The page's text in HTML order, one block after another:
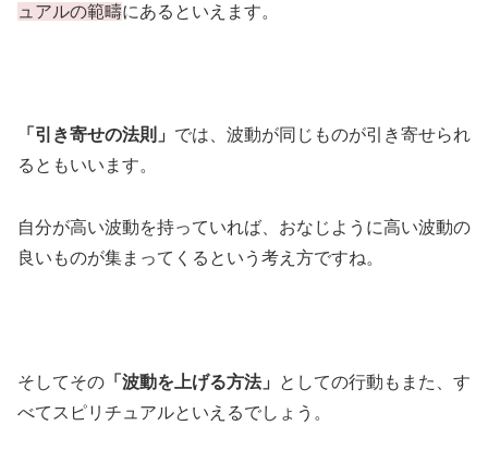
ュアルの範疇にあるといえます。
「引き寄せの法則」 では、波動が同じものが引き寄せられ
るともいいます。
自分が高い波動を持っていれば、おなじように高い波動の
良いものが集まってくるという考え方ですね。
そしてその 「波動を上げる方法」
としての行動もまた、す
べてスピリチュアルといえるでしょう。